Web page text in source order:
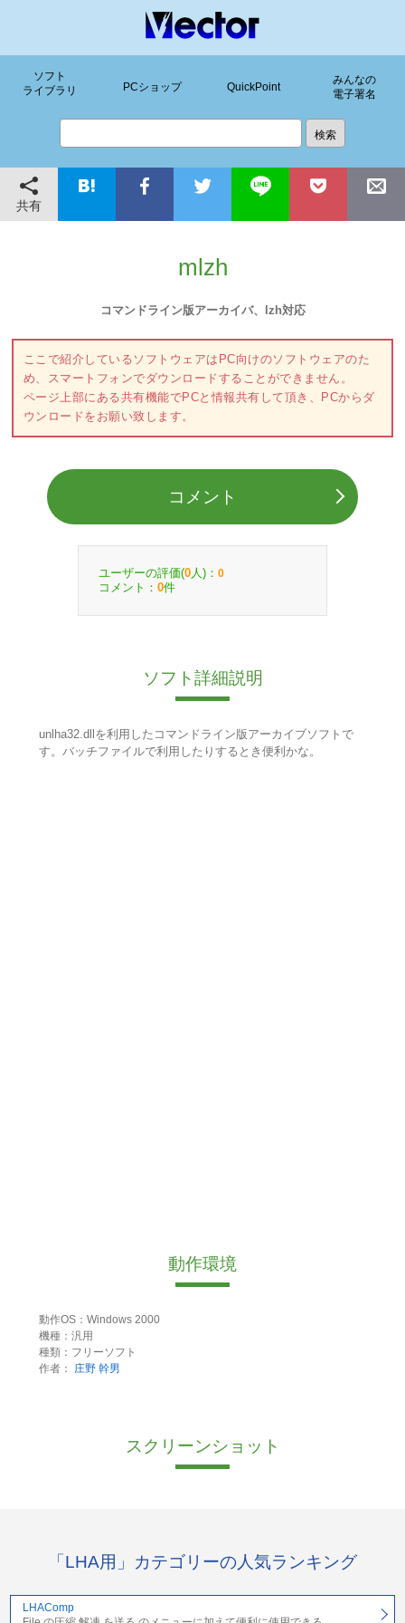
ソフト
ライブラリ
PCショップ QuickPoint
みんなの
電子署名
共有
mlzh
コマンドライン版アーカイバ、lzh対応
ここで紹介しているソフトウェアはPC向けのソフトウェアのた
め、スマートフォンでダウンロードすることができません。
ページ上部にある共有機能でPCと情報共有して頂き、PCからダ
ウンロードをお願い致します。
コメント
ユーザーの評価(0 人)： 0
コメント： 0件
ソフト詳細説明
unlha32.dllを利用したコマンドライン版アーカイブソフトで
す。バッチファイルで利用したりするとき便利かな。
動作環境
動作OS：Windows 2000
機種：汎用
種類：フリーソフト
作者：
庄野 幹男
スクリーンショット
「LHA用」カテゴリーの人気ランキング
LHAComp